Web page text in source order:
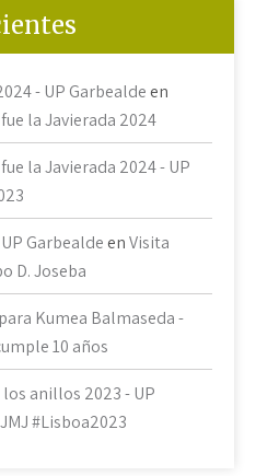
- UP Garbealdeen
la Javierada 2024
la Javierada 2024 - UP
GarbealdeenVisita
D. Joseba
Kumea Balmaseda -
10 años
anillos 2023 - UP
#Lisboa2023